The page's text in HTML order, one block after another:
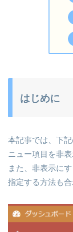
はじめに
本記事では、下
ニュー項目を非
また、非表示に
指定する方法も合